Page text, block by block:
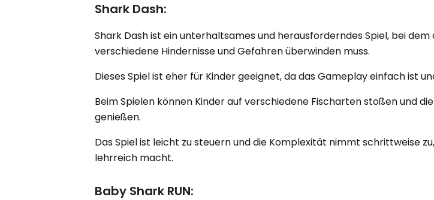
Shark Dash:
Shark Dash ist ein unterhaltsames und herausforderndes Spiel, bei dem
verschiedene Hindernisse und Gefahren überwinden muss.
Dieses Spiel ist eher für Kinder geeignet, da das Gameplay einfach ist
Beim Spielen können Kinder auf verschiedene Fischarten stoßen und
genießen.
Das Spiel ist leicht zu steuern und die Komplexität nimmt schrittweise
lehrreich macht.
Baby Shark RUN: